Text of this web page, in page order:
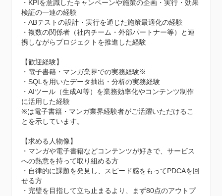
・KPIを意識したキャンペーンや施策の企画・実行・効果
検証の一連の経験
・ABテストの設計・実行を通じた施策最適化の経験
・複数の関係者（社内チーム・外部パートナー等）と連
携しながらプロジェクトを推進した経験
【歓迎経験】
・電子書籍・マンガ業界での実務経験※
・SQLを用いたデータ抽出・分析の実務経験
・AIツール（生成AI等）を業務効率化やコンテンツ制作
に活用した経験
※は電子書籍・マンガ業界経験者がご活躍いただけるこ
とを示しています。
【求める人物像】
・マンガや電子書籍などコンテンツが好きで、サービス
への熱意を持って取り組める方
・自律的に課題を発見し、スピード感をもってPDCAを回
せる方
・完璧を目指して立ち止まるより、まず80点のアウトプ